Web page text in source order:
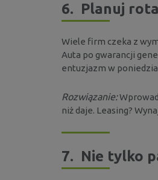
6. Planuj
Wiele firm czeka z
Auta po gwarancji
entuzjazm w
Rozwiązanie:
niż daje. Leasing?
7. Nie tylko